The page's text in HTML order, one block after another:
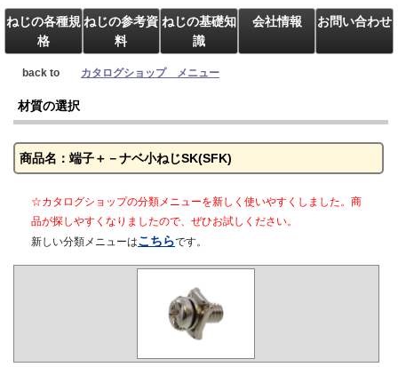
ねじの各種規
格
ねじの参考資
料
ねじの基礎知
識
会社情報 お問い合わせ
back to カタログショップ メニュー
材質の選択
商品名：端子＋－ナベ小ねじSK(SFK)
☆カタログショップの分類メニューを新しく使いやすくしました。商
品が探しやすくなりましたので、ぜひお試しください。
新しい分類メニューはこちらです。